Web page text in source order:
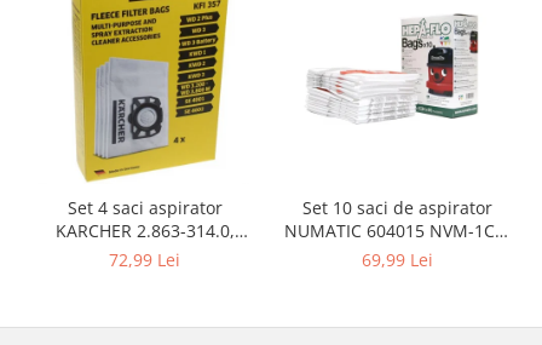
Castroane si adapatori animale
Igiena animale de companie
Mobila si transport animale de
companie
Zgarzi, lese si hamuri
PC, Periferice & Software
Componente PC
Desktop PC & Monitoare
Imprimante, Scanere &
Periferice PC
Set 4 saci aspirator
KARCHER 2.863-314.0,
compatibil cu WD, KWD, SE
72,99 Lei
Set 10 saci de aspirator
NUMATIC 604015 NVM-1CH,
9L
69,99 Lei